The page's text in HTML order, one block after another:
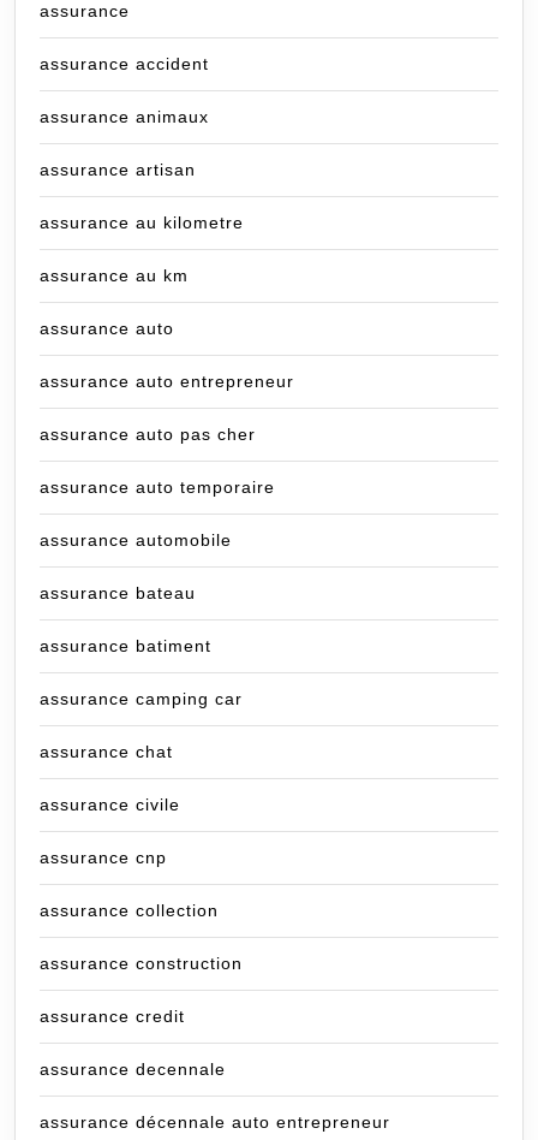
assurance
assurance accident
assurance animaux
assurance artisan
assurance au kilometre
assurance au km
assurance auto
assurance auto entrepreneur
assurance auto pas cher
assurance auto temporaire
assurance automobile
assurance bateau
assurance batiment
assurance camping car
assurance chat
assurance civile
assurance cnp
assurance collection
assurance construction
assurance credit
assurance decennale
assurance décennale auto entrepreneur